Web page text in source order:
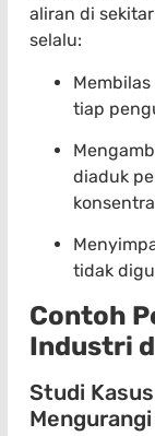
aliran di
selalu:
tiap
diaduk
tidak
Contoh
Industri
Studi